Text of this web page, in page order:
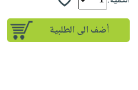
أضف الى الطلبية